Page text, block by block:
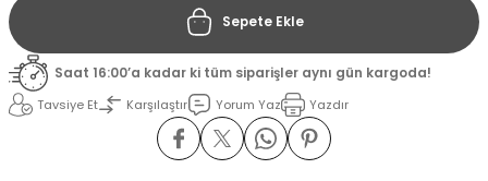
Sepete Ekle
Saat 16:00’a kadar ki tüm siparişler aynı gün kargoda!
Tavsiye Et
Karşılaştır Yorum Yaz Yazdır